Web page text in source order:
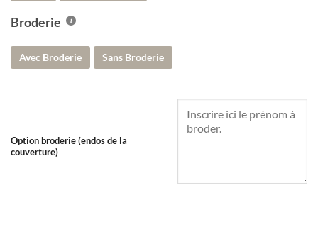
Broderie
Avec Broderie Sans Broderie
Option broderie (endos de la
couverture)